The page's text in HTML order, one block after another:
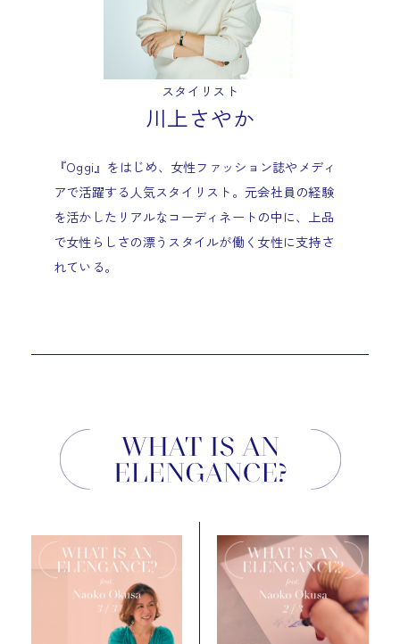
スタイリスト
川上さやか
『Oggi』をはじめ、女性ファッション誌やメディ
アで活躍する人気スタイリスト。元会社員の経験
を活かしたリアルなコーディネートの中に、上品
で女性らしさの漂うスタイルが働く女性に支持さ
れている。